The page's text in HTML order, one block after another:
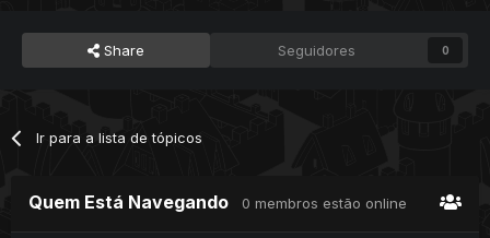
Share Seguidores 0
Ir para a lista de tópicos
Quem Está Navegando 0 membros estão online